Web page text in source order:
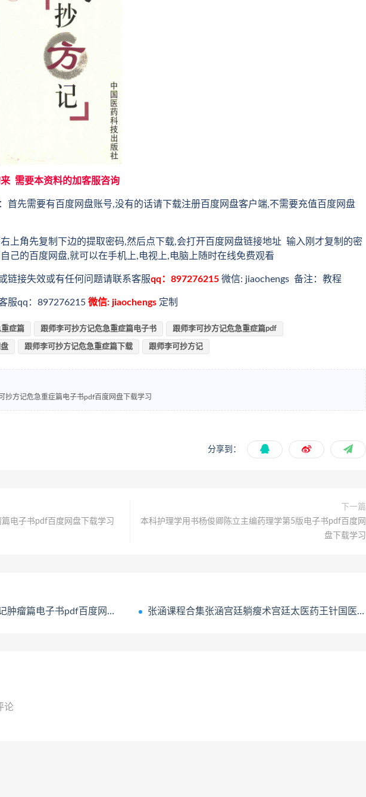
需要本资料的加客服咨询
首先需要有百度网盘账号,没有的话请下载注册百度网盘客户端,不需要充值百度网盘
上角先复制下边的提取密码,然后点下载,会打开百度网盘链接地址 输入刚才复制的密
己的百度网盘,就可以在手机上,电视上,电脑上随时在线免费观看
链接失效或有任何问题请联系客服qq：897276215 微信: jiaochengs 备注：教程
服qq：897276215 微信: jiaochengs 定制
症篇 跟师李可抄方记危急重症篇电子书 跟师李可抄方记危急重症篇pdf
跟师李可抄方记危急重症篇下载 跟师李可抄方记
抄方记危急重症篇电子书pdf百度网盘下载学习
分享到：
电子书pdf百度网盘下载学习
下一篇
本科护理学用书杨俊卿陈立主编药理学第5版电子书pdf百度网
盘下载学习
电子书pdf百度网盘下载学习 张涵课程合集张涵宫廷躺瘦术宫廷太医药王针国医浊毒疗法视频课程百度网盘下载学习
论